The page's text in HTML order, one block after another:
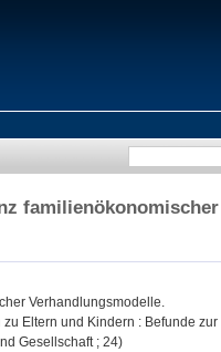
Verhandlungsmodelle.
Eltern und Kindern : Befunde
Gesellschaft ; 24)